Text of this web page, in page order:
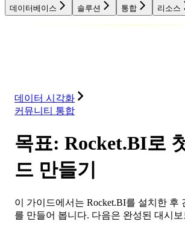
데이터베이스 솔루션 통합 리소스
데이터 시각화
커뮤니티 통합
목표: Rocket.BI로
드 만들기
이 가이드에서는 Rocket.BI를 설치한 후
를 만들어 봅니다. 다음은 완성된 대시